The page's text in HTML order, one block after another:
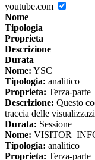
youtube.com
Nome
Tipologia
Proprieta
Descrizione
Durata
Nome: YSC
Tipologia: analitico
Proprieta: Terza-parte
Descrizione: Questo
traccia delle
Durata: Sessione
Nome:
Tipologia: analitico
Proprieta: Terza-parte